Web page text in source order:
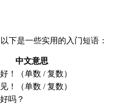
下是一些实用的入门短语：
中文意思
！（单数 / 复数）
！（单数 / 复数）
吗？